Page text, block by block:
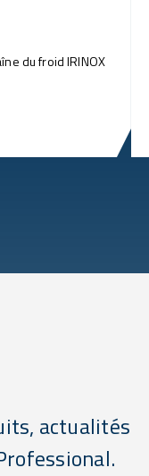
du froid IRINOX
actualités